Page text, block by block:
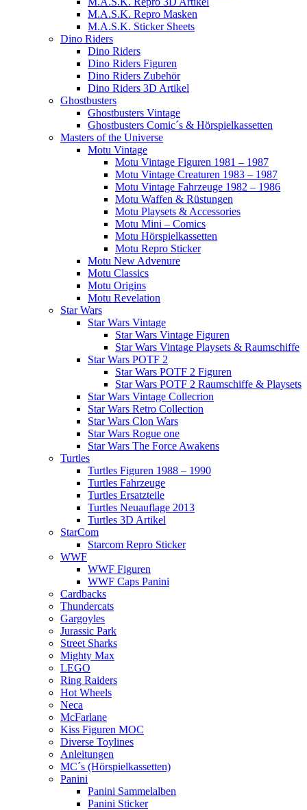
M.A.S.K. Repro Masken
M.A.S.K. Sticker Sheets
Dino Riders
Dino Riders
Dino Riders Figuren
Dino Riders Zubehör
Dino Riders 3D Artikel
Ghostbusters
Ghostbusters Vintage
Ghostbusters Comic´s & Hörspielkassetten
Masters of the Universe
Motu Vintage
Motu Vintage Figuren 1981 – 1987
Motu Vintage Creaturen 1983 – 1987
Motu Vintage Fahrzeuge 1982 – 1986
Motu Waffen & Rüstungen
Motu Playsets & Accessories
Motu Mini – Comics
Motu Hörspielkassetten
Motu Repro Sticker
Motu New Advenure
Motu Classics
Motu Origins
Motu Revelation
Star Wars
Star Wars Vintage
Star Wars Vintage Figuren
Star Wars Vintage Playsets & Raumschiffe
Star Wars POTF 2
Star Wars POTF 2 Figuren
Star Wars POTF 2 Raumschiffe & Playsets
Star Wars Vintage Collecrion
Star Wars Retro Collection
Star Wars Clon Wars
Star Wars Rogue one
Star Wars The Force Awakens
Turtles
Turtles Figuren 1988 – 1990
Turtles Fahrzeuge
Turtles Ersatzteile
Turtles Neuauflage 2013
Turtles 3D Artikel
StarCom
Starcom Repro Sticker
WWF
WWF Figuren
WWF Caps Panini
Cardbacks
Thundercats
Gargoyles
Jurassic Park
Street Sharks
Mighty Max
LEGO
Ring Raiders
Hot Wheels
Neca
McFarlane
Kiss Figuren MOC
Diverse Toylines
Anleitungen
MC´s (Hörspielkassetten)
Panini
Panini Sammelalben
Panini Sticker